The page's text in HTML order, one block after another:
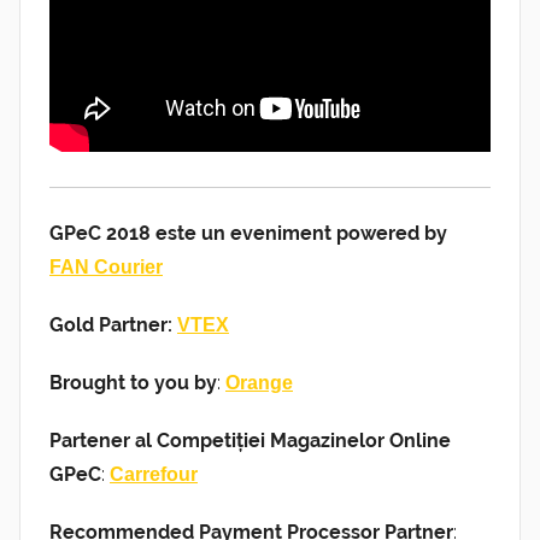
GPeC 2018 este un eveniment powered by
FAN Courier
Gold Partner: VTEX
Brought to you by: Orange
Partener al Competiției Magazinelor Online
GPeC: Carrefour
Recommended Payment Processor Partner: